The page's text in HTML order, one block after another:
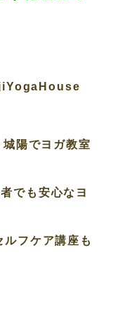
陽でヨガ教室
でも安心なヨ
フケア講座も